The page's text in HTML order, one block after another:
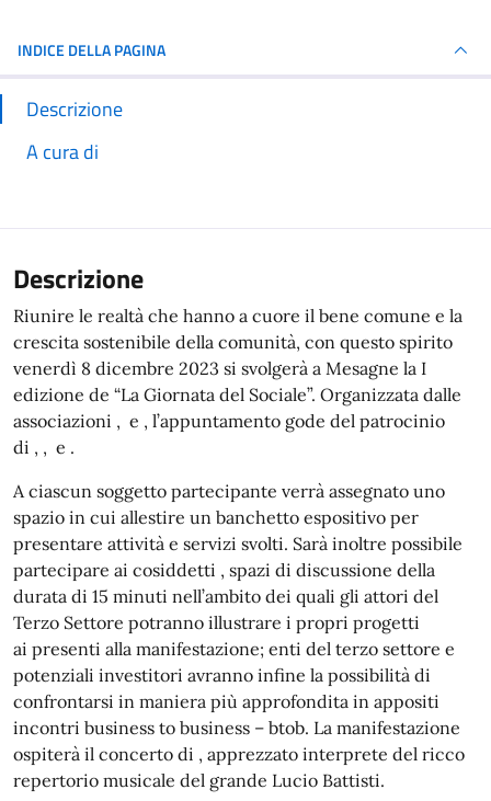
INDICE DELLA PAGINA
Descrizione
A cura di
Descrizione
Riunire le realtà che hanno a cuore il bene comune e la
crescita sostenibile della comunità, con questo spirito
venerdì 8 dicembre 2023 si svolgerà a Mesagne la I
edizione de “La Giornata del Sociale”. Organizzata dalle
associazioni , e , l’appuntamento gode del patrocinio
di , , e .
A ciascun soggetto partecipante verrà assegnato uno
spazio in cui allestire un banchetto espositivo per
presentare attività e servizi svolti. Sarà inoltre possibile
partecipare ai cosiddetti , spazi di discussione della
durata di 15 minuti nell’ambito dei quali gli attori del
Terzo Settore potranno illustrare i propri progetti
ai presenti alla manifestazione; enti del terzo settore e
potenziali investitori avranno infine la possibilità di
confrontarsi in maniera più approfondita in appositi
incontri business to business – btob. La manifestazione
ospiterà il concerto di , apprezzato interprete del ricco
repertorio musicale del grande Lucio Battisti.